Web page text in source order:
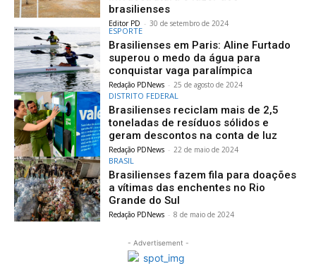
brasilienses
Editor PD - 30 de setembro de 2024
ESPORTE
Brasilienses em Paris: Aline Furtado
superou o medo da água para
conquistar vaga paralímpica
Redação PDNews - 25 de agosto de 2024
DISTRITO FEDERAL
Brasilienses reciclam mais de 2,5
toneladas de resíduos sólidos e
geram descontos na conta de luz
Redação PDNews - 22 de maio de 2024
BRASIL
Brasilienses fazem fila para doações
a vítimas das enchentes no Rio
Grande do Sul
Redação PDNews - 8 de maio de 2024
- Advertisement -